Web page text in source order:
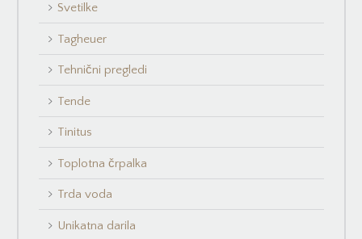
Svetilke
Tagheuer
Tehnični pregledi
Tende
Tinitus
Toplotna črpalka
Trda voda
Unikatna darila